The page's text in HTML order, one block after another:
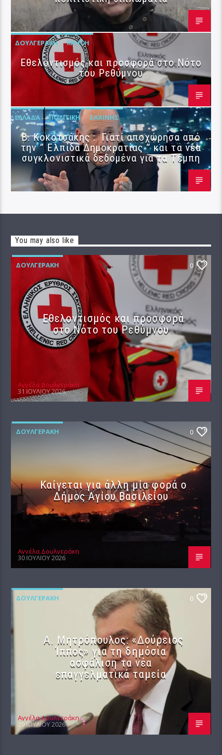
ΔΟΥΛΓΕΡΆΚΗ ΚΡΉΤΗ
Εθελοντισμός και προσφορά στο Νότο
του Ρεθύμνου
ΕΛΛΆΔΑ ΠΟΛΙΤΙΚΉ ΣΑΧΊΝΗΣ
Β. Κοκοτσάκης : Γιατί αποχώρησα από
την ” Ελπίδα Δημοκρατίας ” και τα νέα
συγκλονιστικά δεδομένα για τα Τέμπη
You may also like
ΔΟΥΛΓΕΡΆΚΗ 0
Εθελοντισμός και προσφορά
στο Νότο του Ρεθύμνου
Αγγέλα Δουλγεράκη
31 ΙΟΥΛΊΟΥ 2026
ΔΟΥΛΓΕΡΆΚΗ 0
Καίγεται για άλλη μία φορά ο
Δήμος Αγίου Βασιλείου
Αγγέλα Δουλγεράκη
30 ΙΟΥΛΊΟΥ 2026
ΔΟΥΛΓΕΡΆΚΗ 0
Α. Μητρόπουλος: «Δούρειος
Ίππος» για τη δημόσια
ασφάλιση τα νέα
επαγγελματικά ταμεία
Αγγέλα Δουλγεράκη
29 ΙΟΥΛΊΟΥ 2026